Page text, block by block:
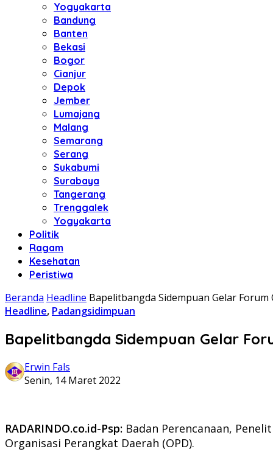
Yogyakarta
Bandung
Banten
Bekasi
Bogor
Cianjur
Depok
Jember
Lumajang
Malang
Semarang
Serang
Sukabumi
Surabaya
Tangerang
Trenggalek
Yogyakarta
Politik
Ragam
Kesehatan
Peristiwa
Beranda Headline Bapelitbangda Sidempuan Gelar Forum
Headline, Padangsidimpuan
Bapelitbangda Sidempuan Gelar
Erwin Fals
Senin, 14 Maret 2022
RADARINDO.co.id-Psp: Badan Perencanaan,
Organisasi Perangkat Daerah (OPD).